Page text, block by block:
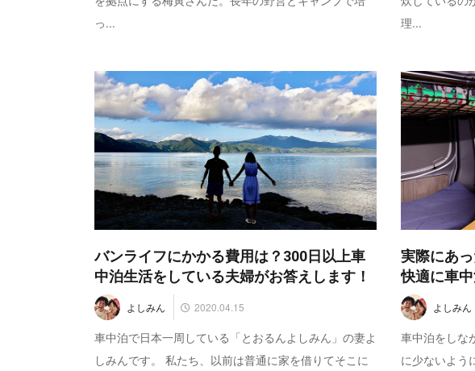
っ...
理...
バンライフにかかる費用は？300日以上車
中泊生活をしている夫婦がお答えします！
よしみん 2020.04.15
車中泊で日本一周している「とおるんよしみん」の妻よ
しみんです。 私たち、以前は普通に家を借りてそこに
実際にあ
快適に車
よしみん
車中泊をしな
に少ないよう